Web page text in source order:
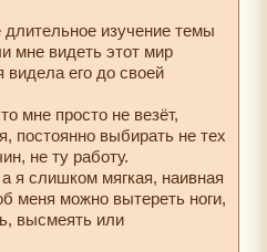
длительное изучение темы
мне видеть этот мир
видела его до своей
мне просто не везёт,
постоянно выбирать не тех
не ту работу.
я слишком мягкая, наивная
меня можно вытереть ноги,
высмеять или